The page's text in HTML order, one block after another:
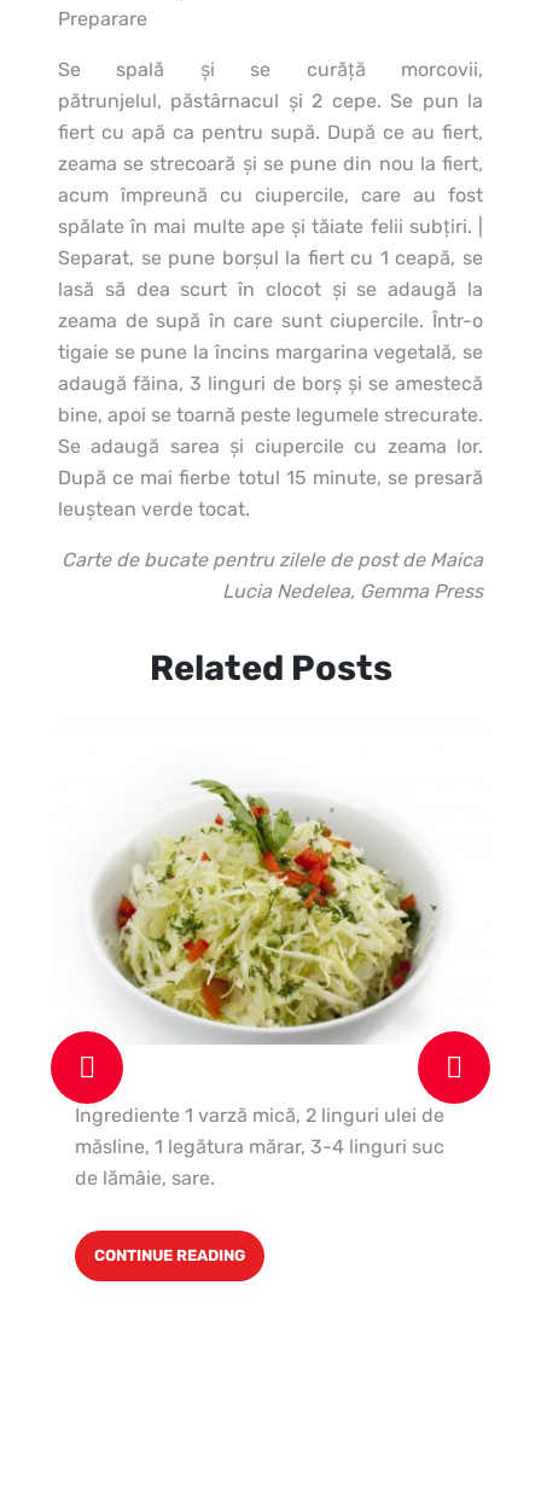
Preparare
Se spală şi se curăţă morcovii,
pătrunjelul, păstârnacul şi 2 cepe. Se pun la
fiert cu apă ca pentru supă. După ce au fiert,
zeama se strecoară şi se pune din nou la fiert,
acum împreună cu ciupercile, care au fost
spălate în mai multe ape şi tăiate felii subţiri. |
Separat, se pune borşul la fiert cu 1 ceapă, se
lasă să dea scurt în clocot şi se adaugă la
zeama de supă în care sunt ciupercile. Într-o
tigaie se pune la încins margarina vegetală, se
adaugă făina, 3 linguri de borş şi se amestecă
bine, apoi se toarnă peste legumele strecurate.
Se adaugă sarea şi ciupercile cu zeama lor.
După ce mai fierbe totul 15 minute, se presară
leuştean verde tocat.
Carte de bucate pentru zilele de post de Maica
Lucia Nedelea, Gemma Press
Related Posts
Ingrediente 1 varză mică, 2 linguri ulei de
măsline, 1 legătura mărar, 3-4 linguri suc
de lămâie, sare.
CONTINUE READING